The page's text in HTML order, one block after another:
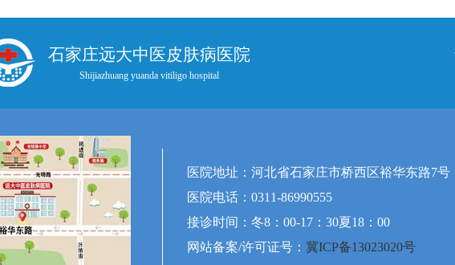
石家庄远大中医皮肤病医院
Shijiazhuang yuanda vitiligo hospital
医院地址：河北省石家庄市桥西区裕华东路7号
医院电话：0311-86990555
接诊时间：冬8：00-17：30夏18：00
网站备案/许可证号： 冀ICP备13023020号